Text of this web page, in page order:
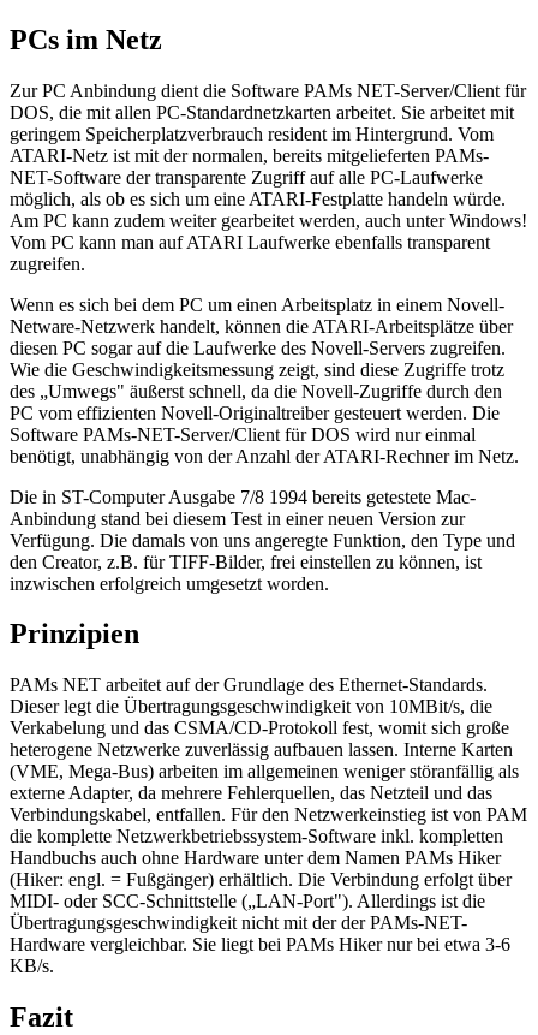
PCs im Netz
Zur PC Anbindung dient die Software PAMs NET-Server/Client für
DOS, die mit allen PC-Standardnetzkarten arbeitet. Sie arbeitet mit
geringem Speicherplatzverbrauch resident im Hintergrund. Vom
ATARI-Netz ist mit der normalen, bereits mitgelieferten PAMs-
NET-Software der transparente Zugriff auf alle PC-Laufwerke
möglich, als ob es sich um eine ATARI-Festplatte handeln würde.
Am PC kann zudem weiter gearbeitet werden, auch unter Windows!
Vom PC kann man auf ATARI Laufwerke ebenfalls transparent
zugreifen.
Wenn es sich bei dem PC um einen Arbeitsplatz in einem Novell-
Netware-Netzwerk handelt, können die ATARI-Arbeitsplätze über
diesen PC sogar auf die Laufwerke des Novell-Servers zugreifen.
Wie die Geschwindigkeitsmessung zeigt, sind diese Zugriffe trotz
des „Umwegs" äußerst schnell, da die Novell-Zugriffe durch den
PC vom effizienten Novell-Originaltreiber gesteuert werden. Die
Software PAMs-NET-Server/Client für DOS wird nur einmal
benötigt, unabhängig von der Anzahl der ATARI-Rechner im Netz.
Die in ST-Computer Ausgabe 7/8 1994 bereits getestete Mac-
Anbindung stand bei diesem Test in einer neuen Version zur
Verfügung. Die damals von uns angeregte Funktion, den Type und
den Creator, z.B. für TIFF-Bilder, frei einstellen zu können, ist
inzwischen erfolgreich umgesetzt worden.
Prinzipien
PAMs NET arbeitet auf der Grundlage des Ethernet-Standards.
Dieser legt die Übertragungsgeschwindigkeit von 10MBit/s, die
Verkabelung und das CSMA/CD-Protokoll fest, womit sich große
heterogene Netzwerke zuverlässig aufbauen lassen. Interne Karten
(VME, Mega-Bus) arbeiten im allgemeinen weniger störanfällig als
externe Adapter, da mehrere Fehlerquellen, das Netzteil und das
Verbindungskabel, entfallen. Für den Netzwerkeinstieg ist von PAM
die komplette Netzwerkbetriebssystem-Software inkl. kompletten
Handbuchs auch ohne Hardware unter dem Namen PAMs Hiker
(Hiker: engl. = Fußgänger) erhältlich. Die Verbindung erfolgt über
MIDI- oder SCC-Schnittstelle („LAN-Port"). Allerdings ist die
Übertragungsgeschwindigkeit nicht mit der der PAMs-NET-
Hardware vergleichbar. Sie liegt bei PAMs Hiker nur bei etwa 3-6
KB/s.
Fazit